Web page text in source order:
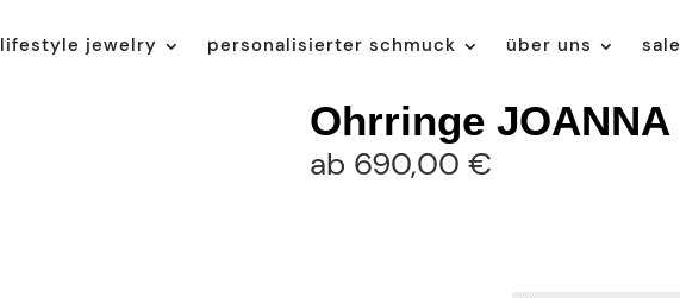
lifestyle jewelry personalisierter schmuck über uns sale
Ohrringe JOANNA
ab 690,00 €